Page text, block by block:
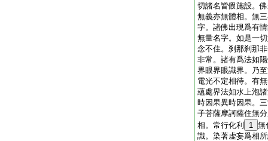
切諸名皆假施設。
無義亦無體相。無
字。諸佛出現爲有
無量名字。如是一
念不住。刹那刹那
非常。諸有爲法如
界眼界眼識界。乃
電光不定相待。有
蘊處界法如水上泡
時因果異時因果。
子菩薩摩訶薩住無
相。常行化利
1 無
識。染著虚妄爲相